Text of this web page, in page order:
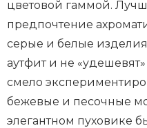
цветовой гаммой.
предпочтение
серые и белые
аутфит и не
смело
бежевые и песочные
элегантном пуховике